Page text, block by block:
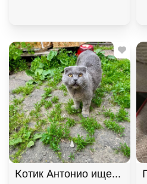
Котик Антонио ищет дом.